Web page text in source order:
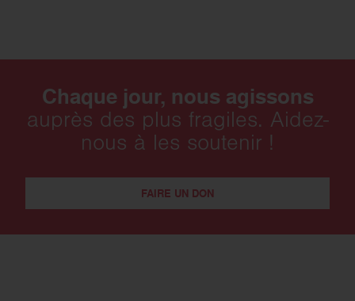
Chaque jour, nous agissons
auprès des plus fragiles. Aidez-
nous à les soutenir !
FAIRE UN DON